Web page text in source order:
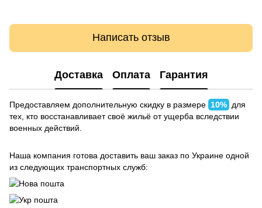
Написать отзыв
Доставка Оплата Гарантия
Предоставляем дополнительную скидку в размере 10% для
тех, кто восстанавливает своё жильё от ущерба вследствии
военных действий.
Наша компания готова доставить ваш заказ по Украине одной
из следующих транспортных служб: